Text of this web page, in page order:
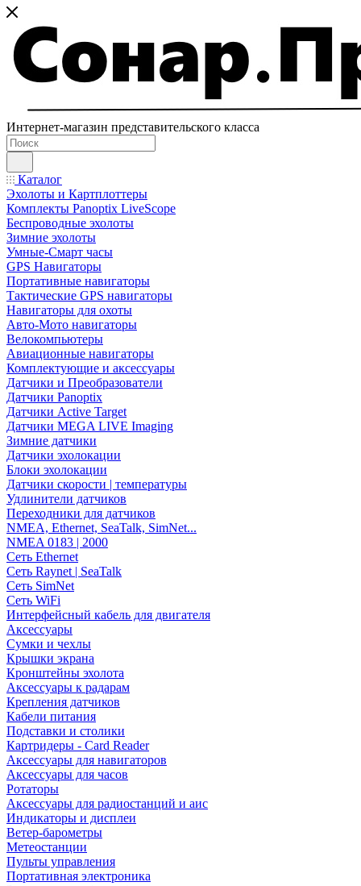
Интернет-магазин представительского класса
Каталог
Эхолоты и Картплоттеры
Комплекты Panoptix LiveScope
Беспроводные эхолоты
Зимние эхолоты
Умные-Смарт часы
GPS Навигаторы
Портативные навигаторы
Тактические GPS навигаторы
Навигаторы для охоты
Авто-Мото навигаторы
Велокомпьютеры
Авиационные навигаторы
Комплектующие и аксессуары
Датчики и Преобразователи
Датчики Panoptix
Датчики Active Target
Датчики MEGA LIVE Imaging
Зимние датчики
Датчики эхолокации
Блоки эхолокации
Датчики скорости | температуры
Удлинители датчиков
Переходники для датчиков
NMEA, Ethernet, SeaTalk, SimNet...
NMEA 0183 | 2000
Сеть Ethernet
Сеть Raynet | SeaTalk
Сеть SimNet
Сеть WiFi
Интерфейсный кабель для двигателя
Аксессуары
Сумки и чехлы
Крышки экрана
Кронштейны эхолота
Аксессуары к радарам
Крепления датчиков
Кабели питания
Подставки и столики
Картридеры - Card Reader
Аксессуары для навигаторов
Аксессуары для часов
Ротаторы
Аксессуары для радиостанций и аис
Индикаторы и дисплеи
Ветер-барометры
Метеостанции
Пульты управления
Портативная электроника